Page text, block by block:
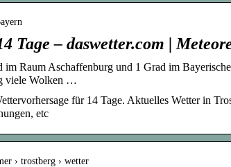
Tage – daswetter.com |
im Raum Aschaffenburg und 1 Grad im
viele Wolken …
für 14 Tage. Aktuelles Wetter in
etc
› trostberg › wetter